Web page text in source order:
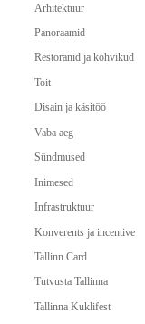
Arhitektuur
Panoraamid
Restoranid ja kohvikud
Toit
Disain ja käsitöö
Vaba aeg
Sündmused
Inimesed
Infrastruktuur
Konverents ja incentive
Tallinn Card
Tutvusta Tallinna
Tallinna Kuklifest